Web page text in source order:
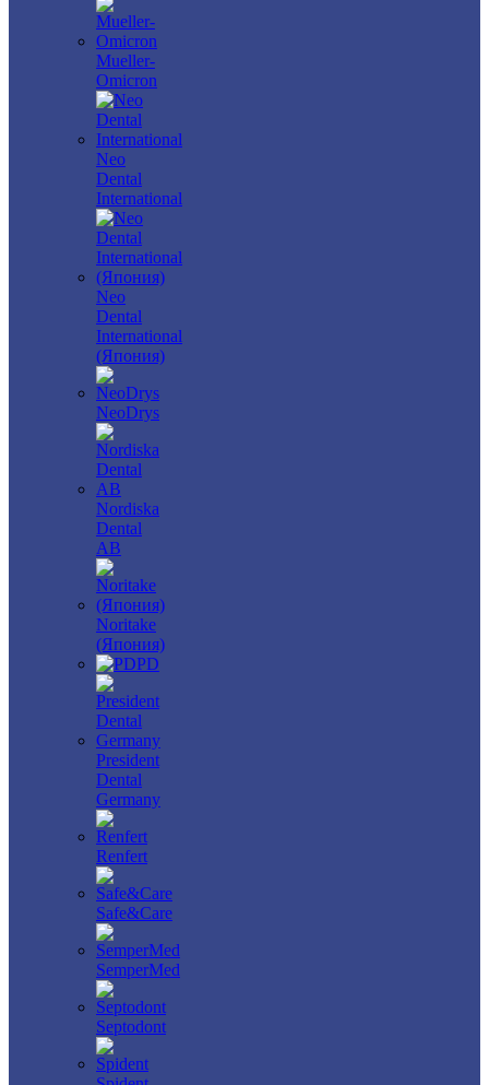
Mueller-
Omicron
Neo
Dental
International
Neo
Dental
International
(Япония)
NeoDrys
Nordiska
Dental
AB
Noritake
(Япония)
PD
President
Dental
Germany
Renfert
Safe&Care
SemperMed
Septodont